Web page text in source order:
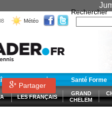
Météo
Rechercher
Santé Forme
LES FRANÇAIS
GRAND
CHELEM
Partager